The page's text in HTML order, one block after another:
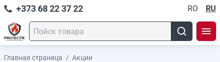
+373 68 22 37 22 RO RU
Главная страница / Акции